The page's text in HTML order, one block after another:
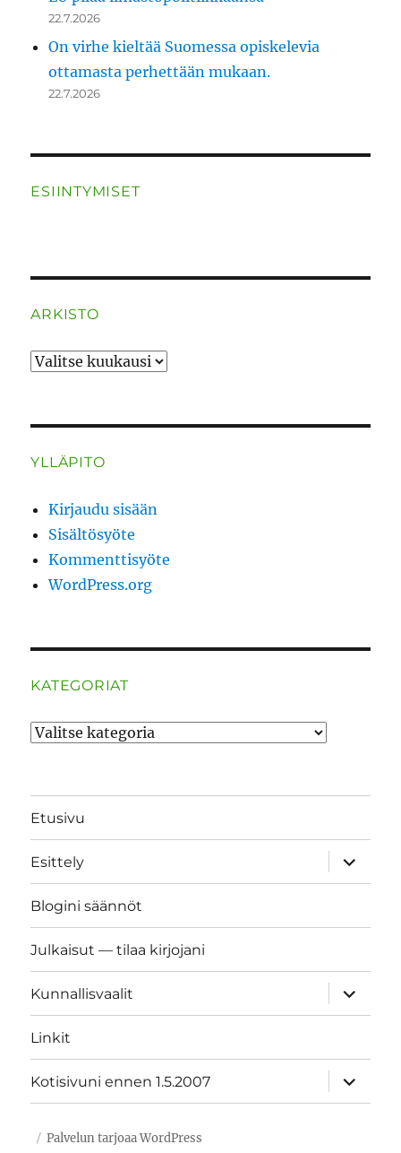
22.7.2026
On virhe kieltää Suomessa opiskelevia
ottamasta perhettään mukaan.
22.7.2026
ESIINTYMISET
ARKISTO
ARKISTO
YLLÄPITO
Kirjaudu sisään
Sisältösyöte
Kommenttisyöte
WordPress.org
KATEGORIAT
Kategoriat
Etusivu
Esittely
näytä
Blogini säännöt
Julkaisut — tilaa kirjojani
Kunnallisvaalit
näytä
Linkit
Kotisivuni ennen 1.5.2007
näytä
Palvelun tarjoaa WordPress